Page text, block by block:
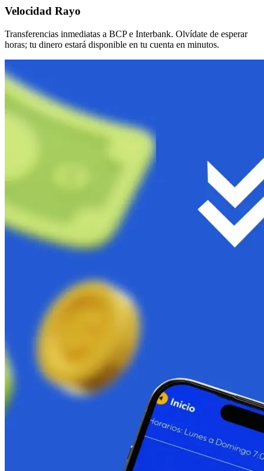
Velocidad Rayo
Transferencias inmediatas a BCP e Interbank. Olvídate de esperar
horas; tu dinero estará disponible en tu cuenta en minutos.